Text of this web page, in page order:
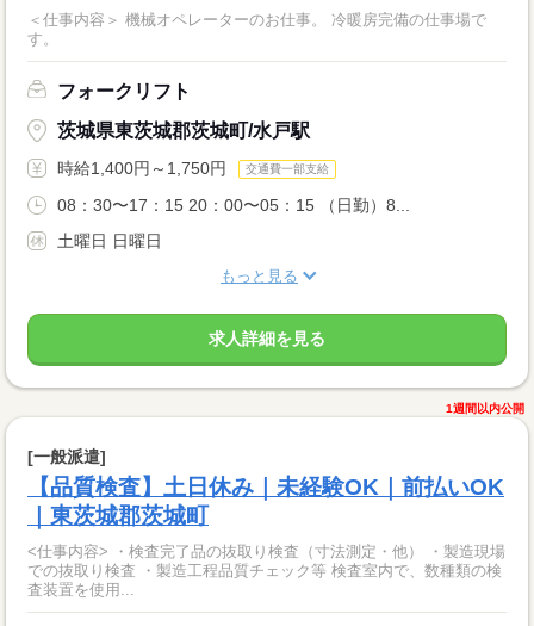
＜仕事内容＞ 機械オペレーターのお仕事。 冷暖房完備の仕事場で
す。
フォークリフト
茨城県東茨城郡茨城町/水戸駅
時給1,400円～1,750円 交通費一部支給
08：30〜17：15 20：00〜05：15 （日勤）8...
土曜日 日曜日
もっと見る
求人詳細を見る
1週間以内公開
[一般派遣]
【品質検査】土日休み｜未経験OK｜前払いOK
｜東茨城郡茨城町
<仕事内容> ・検査完了品の抜取り検査（寸法測定・他） ・製造現場
での抜取り検査 ・製造工程品質チェック等 検査室内で、数種類の検
査装置を使用...